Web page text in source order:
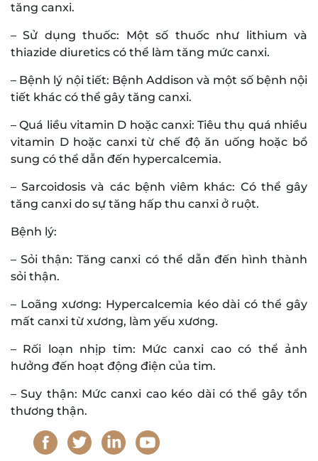
tăng canxi.
– Sử dụng thuốc: Một số thuốc như lithium và
thiazide diuretics có thể làm tăng mức canxi.
– Bệnh lý nội tiết: Bệnh Addison và một số bệnh nội
tiết khác có thể gây tăng canxi.
– Quá liều vitamin D hoặc canxi: Tiêu thụ quá nhiều
vitamin D hoặc canxi từ chế độ ăn uống hoặc bổ
sung có thể dẫn đến hypercalcemia.
– Sarcoidosis và các bệnh viêm khác: Có thể gây
tăng canxi do sự tăng hấp thu canxi ở ruột.
Bệnh lý:
– Sỏi thận: Tăng canxi có thể dẫn đến hình thành
sỏi thận.
– Loãng xương: Hypercalcemia kéo dài có thể gây
mất canxi từ xương, làm yếu xương.
– Rối loạn nhịp tim: Mức canxi cao có thể ảnh
hưởng đến hoạt động điện của tim.
– Suy thận: Mức canxi cao kéo dài có thể gây tổn
thương thận.